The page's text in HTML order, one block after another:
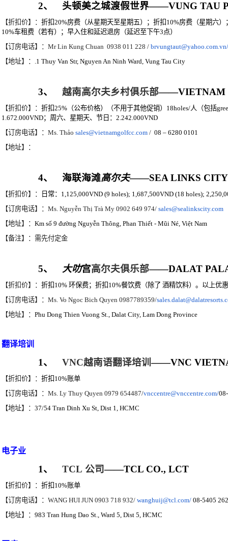
2、 头顿美之城渡假世界——VUNG TAU
【折扣价】： 折扣20%房费（从星期天至星期五）；折扣 10%房费（星期六）
10%车租费（若有）；早入住和延迟退房（延迟至下午3点）
【订房电话】： Mr Lin Kung Chuan 0938 011 228 / brvungtaut@yahoo.com.vn/
【地址】： .1 Thuy Van Str, Nguyen An Ninh Ward, Vung Tau City
3、 越南高尔夫乡村俱乐部——VIETNAM
【折扣价】： 折扣25% （公布价格）（不用于其他促销） 18holes/人（包括
1.672.000VND；周六、星期天、节日： 2.242.000VND
【订房电话】： Ms. Thảo sales@vietnamgolfcc.com / 08 – 6280 0101
【地址】：
4、 海联海滩高尔夫——SEA LINKS CITY
【折扣价】： 日常： 1,125,000VND (9 holes); 1,687,500VND (18 holes);
【订房电话】： Ms. Nguyễn Thị Trà My 0902 649 974/ sales@sealinkscity.com
【地址】： Km số 9 đường Nguyễn Thông, Phan Thiết - Mũi Né, Việt Nam
【备注】：需先付定金
5、 大叻宫高尔夫俱乐部——DALAT
【折扣价】： 折扣 10% 环保费；折扣 10%餐饮费（除了 酒精饮料）。以上优
【订房电话】： Ms. Vo Ngoc Bich Quyen 0987789359/
【地址】： Phu Dong Thien Vuong St., Dalat City, Lam Dong Province
翻译培训
1、 VNC越南语翻译培训——VNC
【折扣价】： 折扣 10%账单
【订房电话】： Ms. Ly Thuy Quyen 0979 654487/vnccentre@vnccentre.com/
【地址】： 37/54 Tran Dinh Xu St, Dist 1, HCMC
电子业
1、 TCL 公司——TCL CO., LCT
【折扣价】： 折扣 10%账单
【订房电话】： WANG HUI JUN 0903 718 932/ wanghuij@tcl.com/ 08-5405
【地址】： 983 Tran Hung Dao St., Ward 5, Dist 5, HCMC